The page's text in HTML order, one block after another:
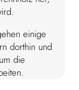
einige
dorthin und
die